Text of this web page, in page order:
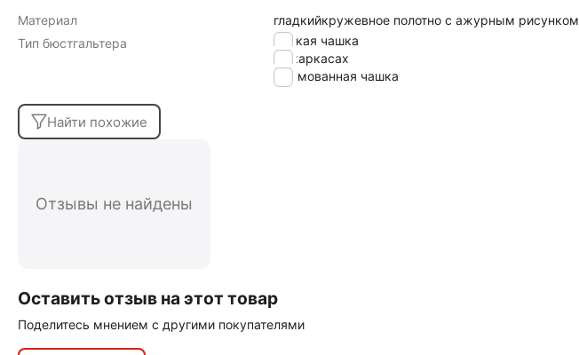
Материал гладкийкружевное полотно с ажурным рисунком
Тип бюстгальтера
мягкая чашка
на каркасах
формованная чашка
Найти похожие
Отзывы не найдены
Оставить отзыв на этот товар
Поделитесь мнением с другими покупателями